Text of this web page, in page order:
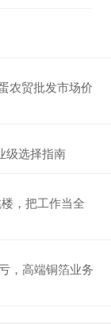
农贸批发市场价
级选择指南
，把工作当全
，高端铜箔业务